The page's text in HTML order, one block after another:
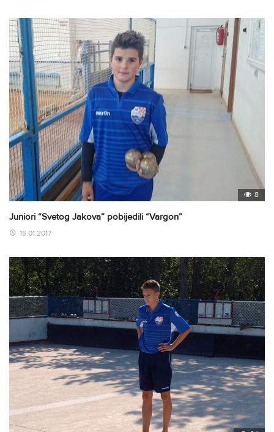
8
Juniori “Svetog Jakova” pobijedili “Vargon”
15.01.2017